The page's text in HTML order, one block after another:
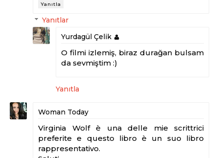
Yanıtla
Yanıtlar
Yurdagül Çelik
O filmi izlemiş, biraz durağan bulsam
da sevmiştim :)
Yanıtla
Woman Today
Virginia Wolf è una delle mie scrittrici
preferite e questo libro è un suo libro
rappresentativo.